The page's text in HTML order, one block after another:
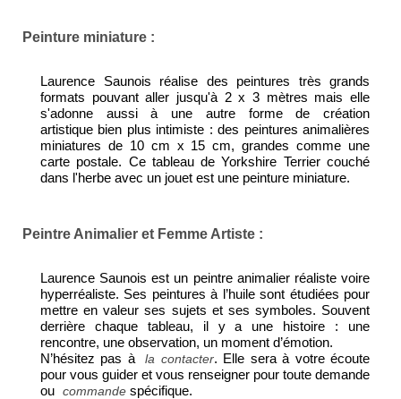
Peinture miniature :
Laurence Saunois réalise des peintures très grands
formats pouvant aller jusqu'à 2 x 3 mètres mais elle
s'adonne aussi à une autre forme de création
artistique bien plus intimiste : des peintures animalières
miniatures de 10 cm x 15 cm, grandes comme une
carte postale. Ce tableau de Yorkshire Terrier couché
dans l'herbe avec un jouet est une peinture miniature.
Peintre Animalier et Femme Artiste :
Laurence Saunois est un peintre animalier réaliste voire
hyperréaliste. Ses peintures à l’huile sont étudiées pour
mettre en valeur ses sujets et ses symboles. Souvent
derrière chaque tableau, il y a une histoire : une
rencontre, une observation, un moment d’émotion.
N’hésitez pas à
la contacter. Elle sera à votre écoute
pour vous guider et vous renseigner pour toute demande
ou commande spécifique.